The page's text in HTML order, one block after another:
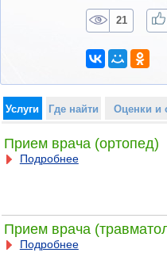
21
Услуги Где найти Оценки и
Прием врача (ортопед)
Подробнее
Прием врача
Подробнее